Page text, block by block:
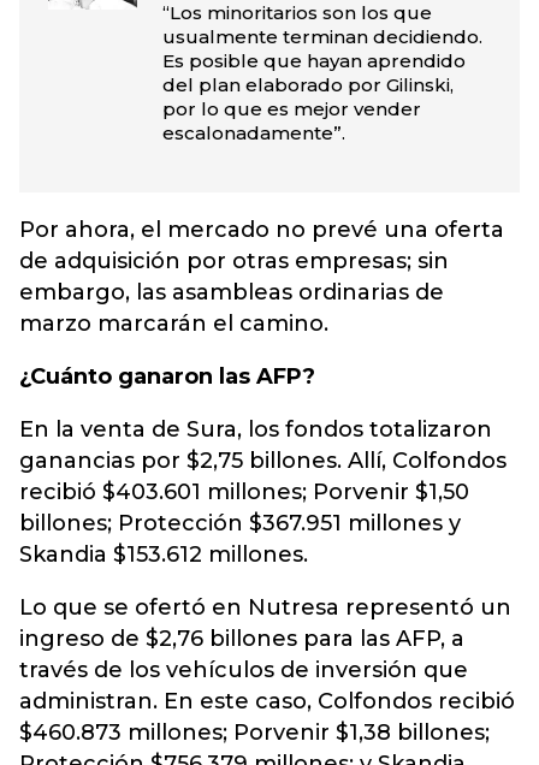
“Los minoritarios son los que
usualmente terminan decidiendo.
Es posible que hayan aprendido
del plan elaborado por Gilinski,
por lo que es mejor vender
escalonadamente”.
Por ahora, el mercado no prevé una oferta
de adquisición por otras empresas; sin
embargo, las asambleas ordinarias de
marzo marcarán el camino.
¿Cuánto ganaron las AFP?
En la venta de Sura, los fondos totalizaron
ganancias por $2,75 billones. Allí, Colfondos
recibió $403.601 millones; Porvenir $1,50
billones; Protección $367.951 millones y
Skandia $153.612 millones.
Lo que se ofertó en Nutresa representó un
ingreso de $2,76 billones para las AFP, a
través de los vehículos de inversión que
administran. En este caso, Colfondos recibió
$460.873 millones; Porvenir $1,38 billones;